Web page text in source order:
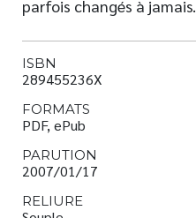
parfois changés à jamais.
ISBN
289455236X
FORMATS
PDF, ePub
PARUTION
2007/01/17
RELIURE